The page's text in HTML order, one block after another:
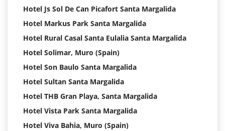
Hotel Js Sol De Can Picafort Santa Margalida
Hotel Markus Park Santa Margalida
Hotel Rural Casal Santa Eulalia Santa Margalida
Hotel Solimar, Muro (Spain)
Hotel Son Baulo Santa Margalida
Hotel Sultan Santa Margalida
Hotel THB Gran Playa, Santa Margalida
Hotel Vista Park Santa Margalida
Hotel Viva Bahia, Muro (Spain)